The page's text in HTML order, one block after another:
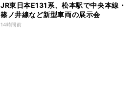
JR東日本E131系、松本駅で中央本線・
篠ノ井線など新型車両の展示会
14時間前